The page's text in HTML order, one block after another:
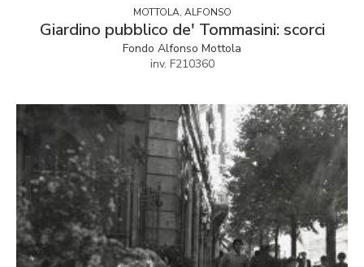
MOTTOLA, ALFONSO
Giardino pubblico de' Tommasini: scorci
Fondo Alfonso Mottola
inv. F210360